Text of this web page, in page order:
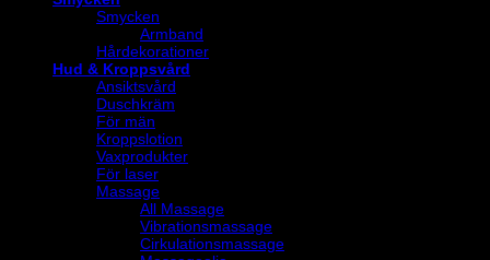
Smycken
Armband
Hårdekorationer
Hud & Kroppsvård
Ansiktsvård
Duschkräm
För män
Kroppslotion
Vaxprodukter
För laser
Massage
All Massage
Vibrationsmassage
Cirkulationsmassage